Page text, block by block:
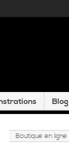
Blog
Boutique en ligne